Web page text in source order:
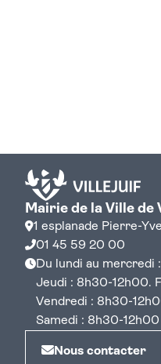
Mairie de la Ville de
1 esplanade Pierre-
01 45 59 20 00
Du lundi au
Jeudi : 8h30-12h00.
Vendredi : 8h30-
Samedi : 8h30-12h00
Nous contacter